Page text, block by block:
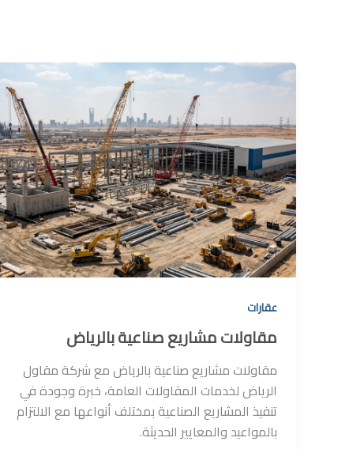
عقارات
مقاولات مشاريع صناعية بالرياض
مقاولات مشاريع صناعية بالرياض مع شركة مقاول
الرياض لخدمات المقاولات العامة، خبرة وجودة في
تنفيذ المشاريع الصناعية بمختلف أنواعها مع الالتزام
بالمواعيد والمعايير الحديثة.